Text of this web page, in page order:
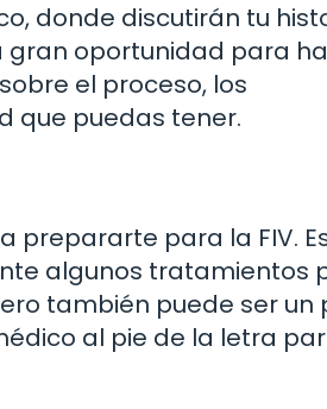
donde discutirán tu
gran oportunidad para
el proceso, los
que puedas tener.
prepararte para la FIV.
algunos tratamientos
también puede ser un
al pie de la letra